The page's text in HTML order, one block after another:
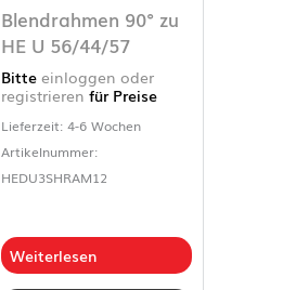
Blendrahmen 90° zu
HE U 56/44/57
Bitteeinloggen oder
registrieren für Preise
Lieferzeit: 4-6 Wochen
Artikelnummer:
HEDU3SHRAM12
Weiterlesen